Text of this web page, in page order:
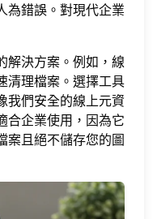
為錯誤。對現代企業
解決方案。例如，線
清理檔案。選擇工具
我們安全的線上元資
合企業使用，因為它
且絕不儲存您的圖